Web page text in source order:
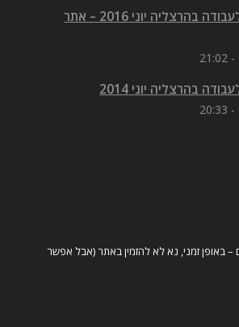
יום רוכבים לעבודה בהרצליה יוני 2016 – אתר
בהרצליה יוני 2014
– באופן זמני, נא לא להזמין באתר (אבל אפשר